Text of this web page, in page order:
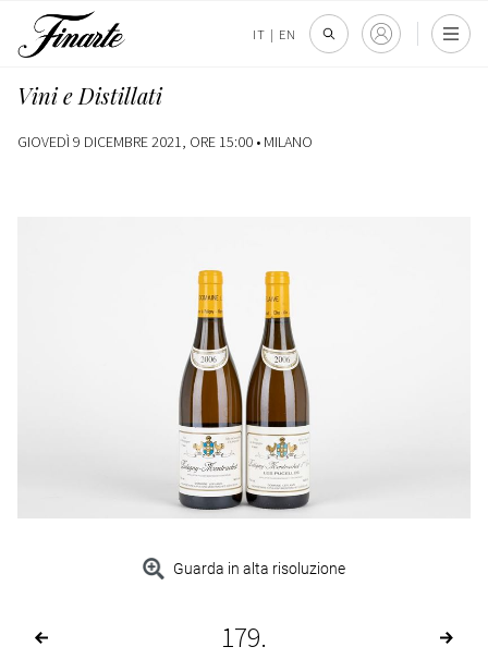
IT | EN
Vini e Distillati
GIOVEDÌ 9 DICEMBRE 2021, ORE 15:00 • MILANO
Guarda in alta risoluzione
179